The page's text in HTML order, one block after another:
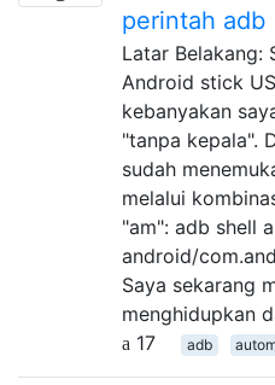
perintah adb
Latar Belakang:
Android stick
kebanyakan
"tanpa kepala".
sudah
melalui
"am": adb shell
android/
Saya sekarang
menghidupkan
17
adb